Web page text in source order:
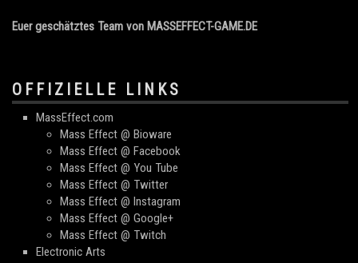
Euer geschätztes Team von MASSEFFECT-GAME.DE
OFFIZIELLE LINKS
MassEffect.com
Mass Effect @ Bioware
Mass Effect @ Facebook
Mass Effect @ You Tube
Mass Effect @ Twitter
Mass Effect @ Instagram
Mass Effect @ Google+
Mass Effect @ Twitch
Electronic Arts